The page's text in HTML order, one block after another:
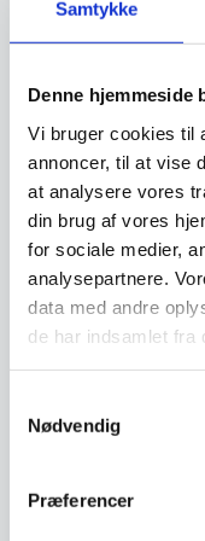
Samtykke
Denne hjemmeside
Vi bruger cookies til
annoncer, til at vise
at analysere vores
din brug af vores
for sociale medier,
analysepartnere.
data med andre
de har indsamlet fra
Nødvendig
Præferencer
gør den til et
institutioner,
Om
Har du
Vi prismatcher -